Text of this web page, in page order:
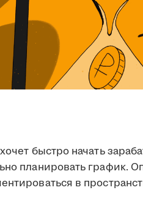
быстро начать
планировать график.
в